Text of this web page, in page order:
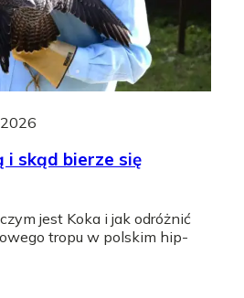
i skąd bierze się
jest Koka i jak odróżnić
tropu w polskim hip-